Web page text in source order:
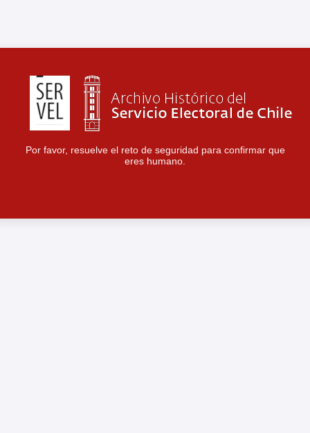
Por favor, resuelve el reto de seguridad para confirmar que
eres humano.